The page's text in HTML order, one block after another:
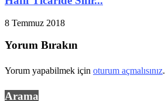
8 Temmuz 2018
Yorum Bırakın
Yorum yapabilmek için oturum açmalısınız.
Arama